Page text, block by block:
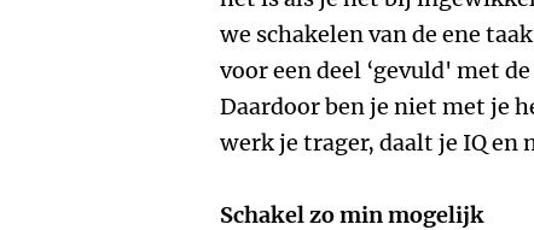
we schakelen van de ene
voor een deel ‘gevuld' met
Daardoor ben je niet met je
werk je trager, daalt je IQ en
Schakel zo min mogelijk